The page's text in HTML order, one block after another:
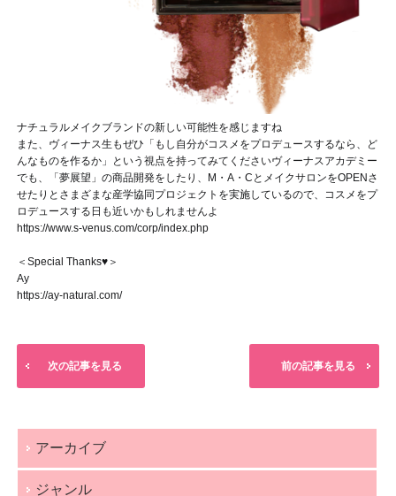
ナチュラルメイクブランドの新しい可能性を感じますね
また、ヴィーナス生もぜひ「もし自分がコスメをプロデュースするなら、ど
んなものを作るか」という視点を持ってみてくださいヴィーナスアカデミー
でも、「夢展望」の商品開発をしたり、M・A・CとメイクサロンをOPENさ
せたりとさまざまな産学協同プロジェクトを実施しているので、コスメをプ
ロデュースする日も近いかもしれませんよ
https://www.s-venus.com/corp/index.php
＜Special Thanks♥＞
Ay
https://ay-natural.com/
次の記事を見る 前の記事を見る
アーカイブ
ジャンル